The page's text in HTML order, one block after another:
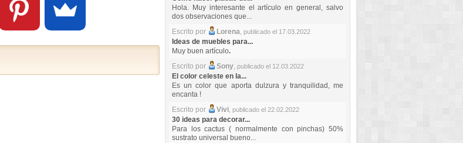
Hola. Muy interesante el artículo en general, salvo
dos observaciones que...
Escrito por
Lorena, publicado el 17.03.2022
Ideas de muebles para...
Muy buen artículo.
Escrito por
Sony, publicado el 12.03.2022
El color celeste en la...
Es un color que aporta dulzura y tranquilidad, me
encanta !
Escrito por
Vivi, publicado el 22.02.2022
30 ideas para decorar...
Para los cactus ( normalmente con pinchas) 50%
sustrato universal bueno...